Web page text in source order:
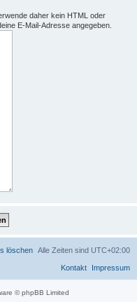
daher kein HTML oder
E-Mail-Adresse angegeben.
Alle Zeiten sind UTC+02:00
löschen
Impressum
Kontakt
© phpBB Limited